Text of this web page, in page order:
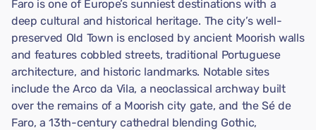
Faro is one of Europe’s sunniest destinations with a
deep cultural and historical heritage. The city’s well-
preserved Old Town is enclosed by ancient Moorish walls
and features cobbled streets, traditional Portuguese
architecture, and historic landmarks. Notable sites
include the Arco da Vila, a neoclassical archway built
over the remains of a Moorish city gate, and the Sé de
Faro, a 13th-century cathedral blending Gothic,